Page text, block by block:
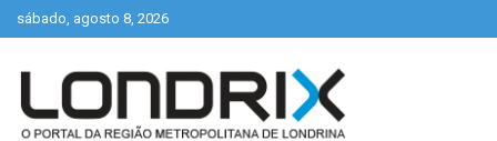
Skip
to
sábado, agosto 8, 2026